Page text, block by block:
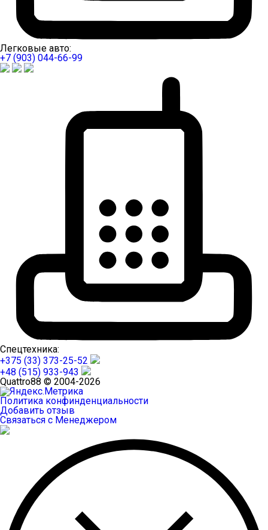
Легковые авто:
+7 (903) 044-66-99
Спецтехника:
+375 (33) 373-25-52
+48 (515) 933-943
Quattro88 © 2004-2026
Политика конфинденциальности
Добавить отзыв
Связаться с Менеджером